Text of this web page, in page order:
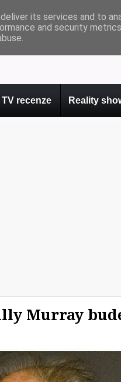
TV recenze Reality
Murray
its services and to
and security